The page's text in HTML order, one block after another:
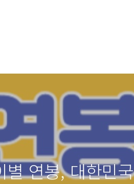
연봉, 대한민